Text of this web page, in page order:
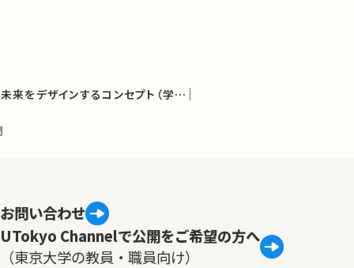
サステイナビリティ ― 未来をデザインするコンセプト（学術俯瞰講義）
お問い合わせ
UTokyo Channelで公開をご希望の方へ
（東京大学の教員・職員向け）